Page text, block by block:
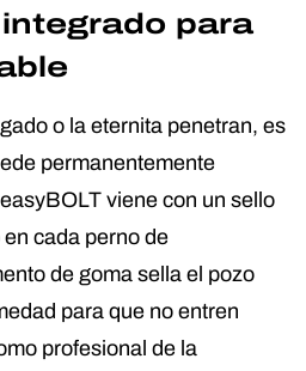
para
o la eternita penetran, es
permanentemente
viene con un sello
cada perno de
de goma sella el pozo
para que no entren
profesional de la